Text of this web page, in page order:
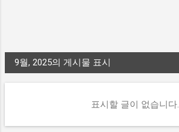
글
9월, 2025의 게시물 표시
표시할 글이 없습니다.